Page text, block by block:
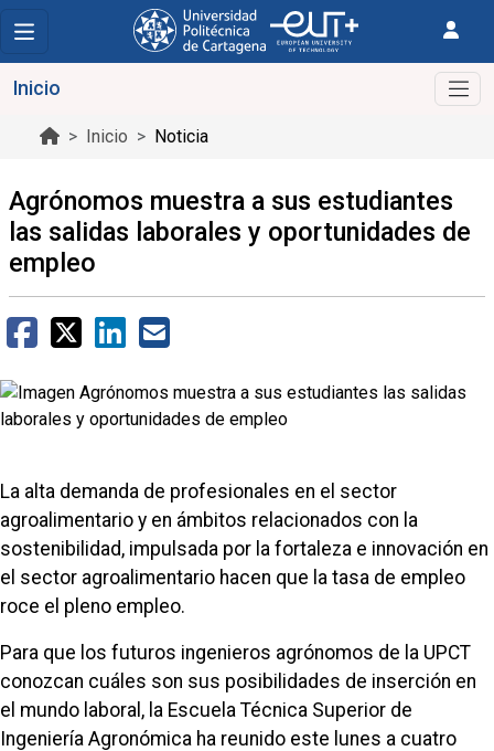
Inicio Noticia
Inicio
Agrónomos muestra a sus estudiantes
las salidas laborales y oportunidades de
empleo
La alta demanda de profesionales en el sector
agroalimentario y en ámbitos relacionados con la
sostenibilidad, impulsada por la fortaleza e innovación en
el sector agroalimentario hacen que la tasa de empleo
roce el pleno empleo.
Para que los futuros ingenieros agrónomos de la UPCT
conozcan cuáles son sus posibilidades de inserción en
el mundo laboral, la Escuela Técnica Superior de
Ingeniería Agronómica ha reunido este lunes a cuatro